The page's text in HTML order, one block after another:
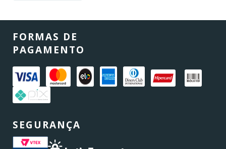
FORMAS DE
PAGAMENTO
SEGURANÇA